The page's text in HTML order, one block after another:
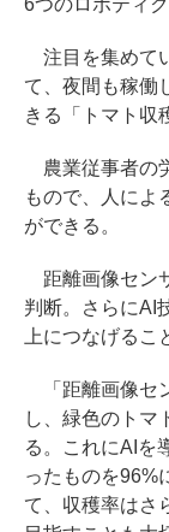
6つのロボティ
注目を集めて
て、夜間も稼働
きる「トマト収
農業従事者の
もので、人によ
ができる。
距離画像セン
判断。さらにAI
上につなげるこ
「距離画像セ
し、緑色のトマ
る。これにAIを
ったものを96%
て、収穫率はさ